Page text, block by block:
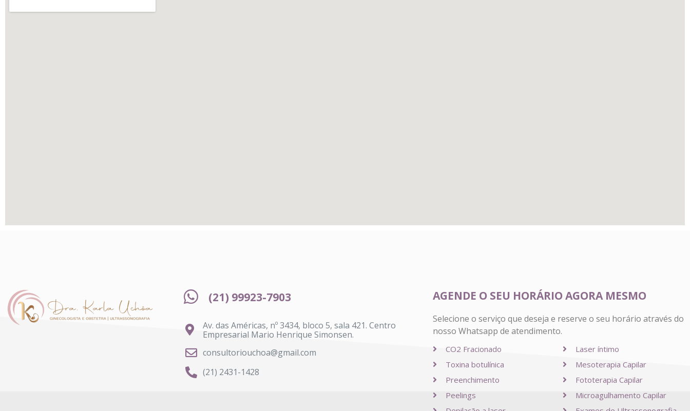
(21) 99923-7903
Av. das Américas, nº 3434, bloco 5, sala 421. Centro
Empresarial Mario Henrique Simonsen.
consultoriouchoa@gmail.com
(21) 2431-1428
AGENDE O SEU HORÁRIO AGORA MESMO
Selecione o serviço que deseja e reserve o seu horário através do
nosso Whatsapp de atendimento.
CO2 Fracionado
Toxina botulínica
Preenchimento
Peelings
Laser íntimo
Mesoterapia Capilar
Fototerapia Capilar
Microagulhamento Capilar